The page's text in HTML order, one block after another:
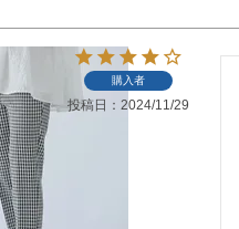
購入者
投稿日 2024/11/29